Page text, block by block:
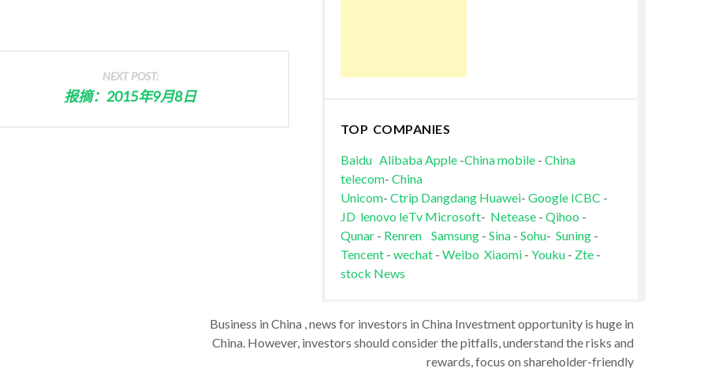
NEXT POST:
报摘：2015年9月8日
TOP COMPANIES
Baidu AlibabaApple-China mobile- China
telecom- China
Unicom- Ctrip Dangdang Huawei- Google ICBC -
JD lenovo leTv Microsoft- Netease- Qihoo -
Qunar- Renren Samsung- Sina- Sohu- Suning-
Tencent- wechat - Weibo Xiaomi- Youku - Zte-
stock News
Business in China , news for investors in China Investment opportunity is huge in
China. However, investors should consider the pitfalls, understand the risks and
rewards, focus on shareholder-friendly